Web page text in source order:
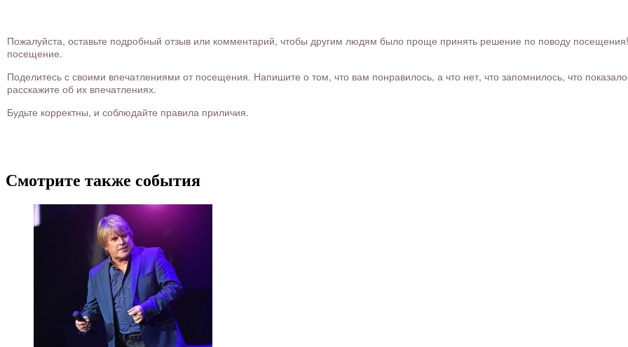
Пожалуйста, оставьте подробный отзыв или комментарий, чтобы другим людям было проще принять решение по поводу посещения!
посещение.
Поделитесь с своими впечатлениями от посещения. Напишите о том, что вам понравилось, а что нет, что запомнилось, что
расскажите об их впечатлениях.
Будьте корректны, и соблюдайте правила приличия.
Смотрите также события